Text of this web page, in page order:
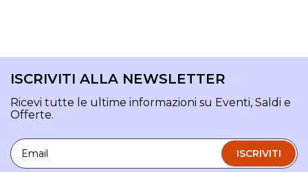
ISCRIVITI ALLA NEWSLETTER
Ricevi tutte le ultime informazioni su Eventi, Saldi e
Offerte.
Email
ISCRIVITI